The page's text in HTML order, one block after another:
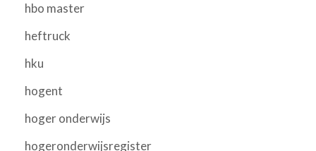
hbo master
heftruck
hku
hogent
hoger onderwijs
hogeronderwijsregister